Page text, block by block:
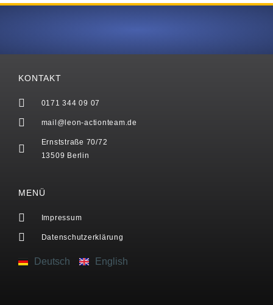
KONTAKT
0171 344 09 07
mail@leon-actionteam.de
Ernststraße 70/72
13509 Berlin
MENÜ
Impressum
Datenschutzerklärung
Deutsch English